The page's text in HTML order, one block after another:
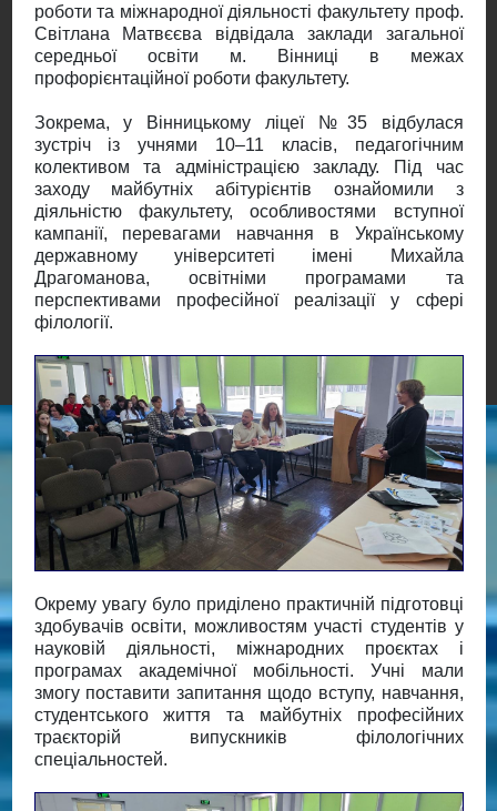
роботи та міжнародної діяльності факультету проф.
Світлана Матвєєва відвідала заклади загальної
середньої освіти м. Вінниці в межах
профорієнтаційної роботи факультету.
Зокрема, у Вінницькому ліцеї №35 відбулася
зустріч із учнями 10–11 класів, педагогічним
колективом та адміністрацією закладу. Під час
заходу майбутніх абітурієнтів ознайомили з
діяльністю факультету, особливостями вступної
кампанії, перевагами навчання в Українському
державному університеті імені Михайла
Драгоманова, освітніми програмами та
перспективами професійної реалізації у сфері
філології.
Окрему увагу було приділено практичній підготовці
здобувачів освіти, можливостям участі студентів у
науковій діяльності, міжнародних проєктах і
програмах академічної мобільності. Учні мали
змогу поставити запитання щодо вступу, навчання,
студентського життя та майбутніх професійних
траєкторій випускників філологічних
спеціальностей.